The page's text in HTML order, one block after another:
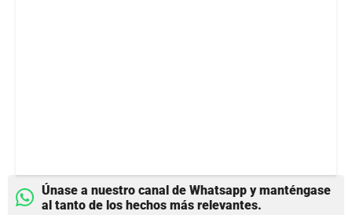
Únase a nuestro canal de Whatsapp y manténgase
al tanto de los hechos más relevantes.